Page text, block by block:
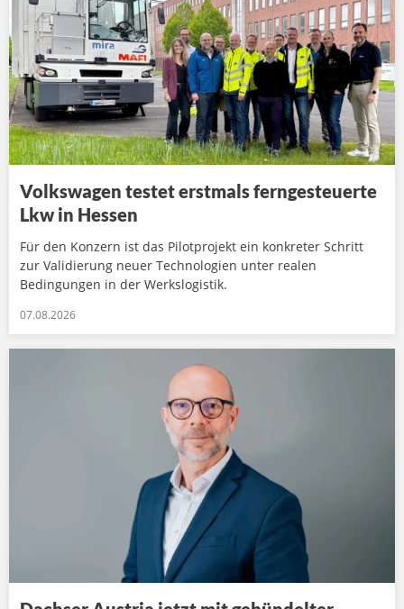
Volkswagen testet erstmals ferngesteuerte
Lkw in Hessen
Für den Konzern ist das Pilotprojekt ein konkreter Schritt
zur Validierung neuer Technologien unter realen
Bedingungen in der Werkslogistik.
07.08.2026